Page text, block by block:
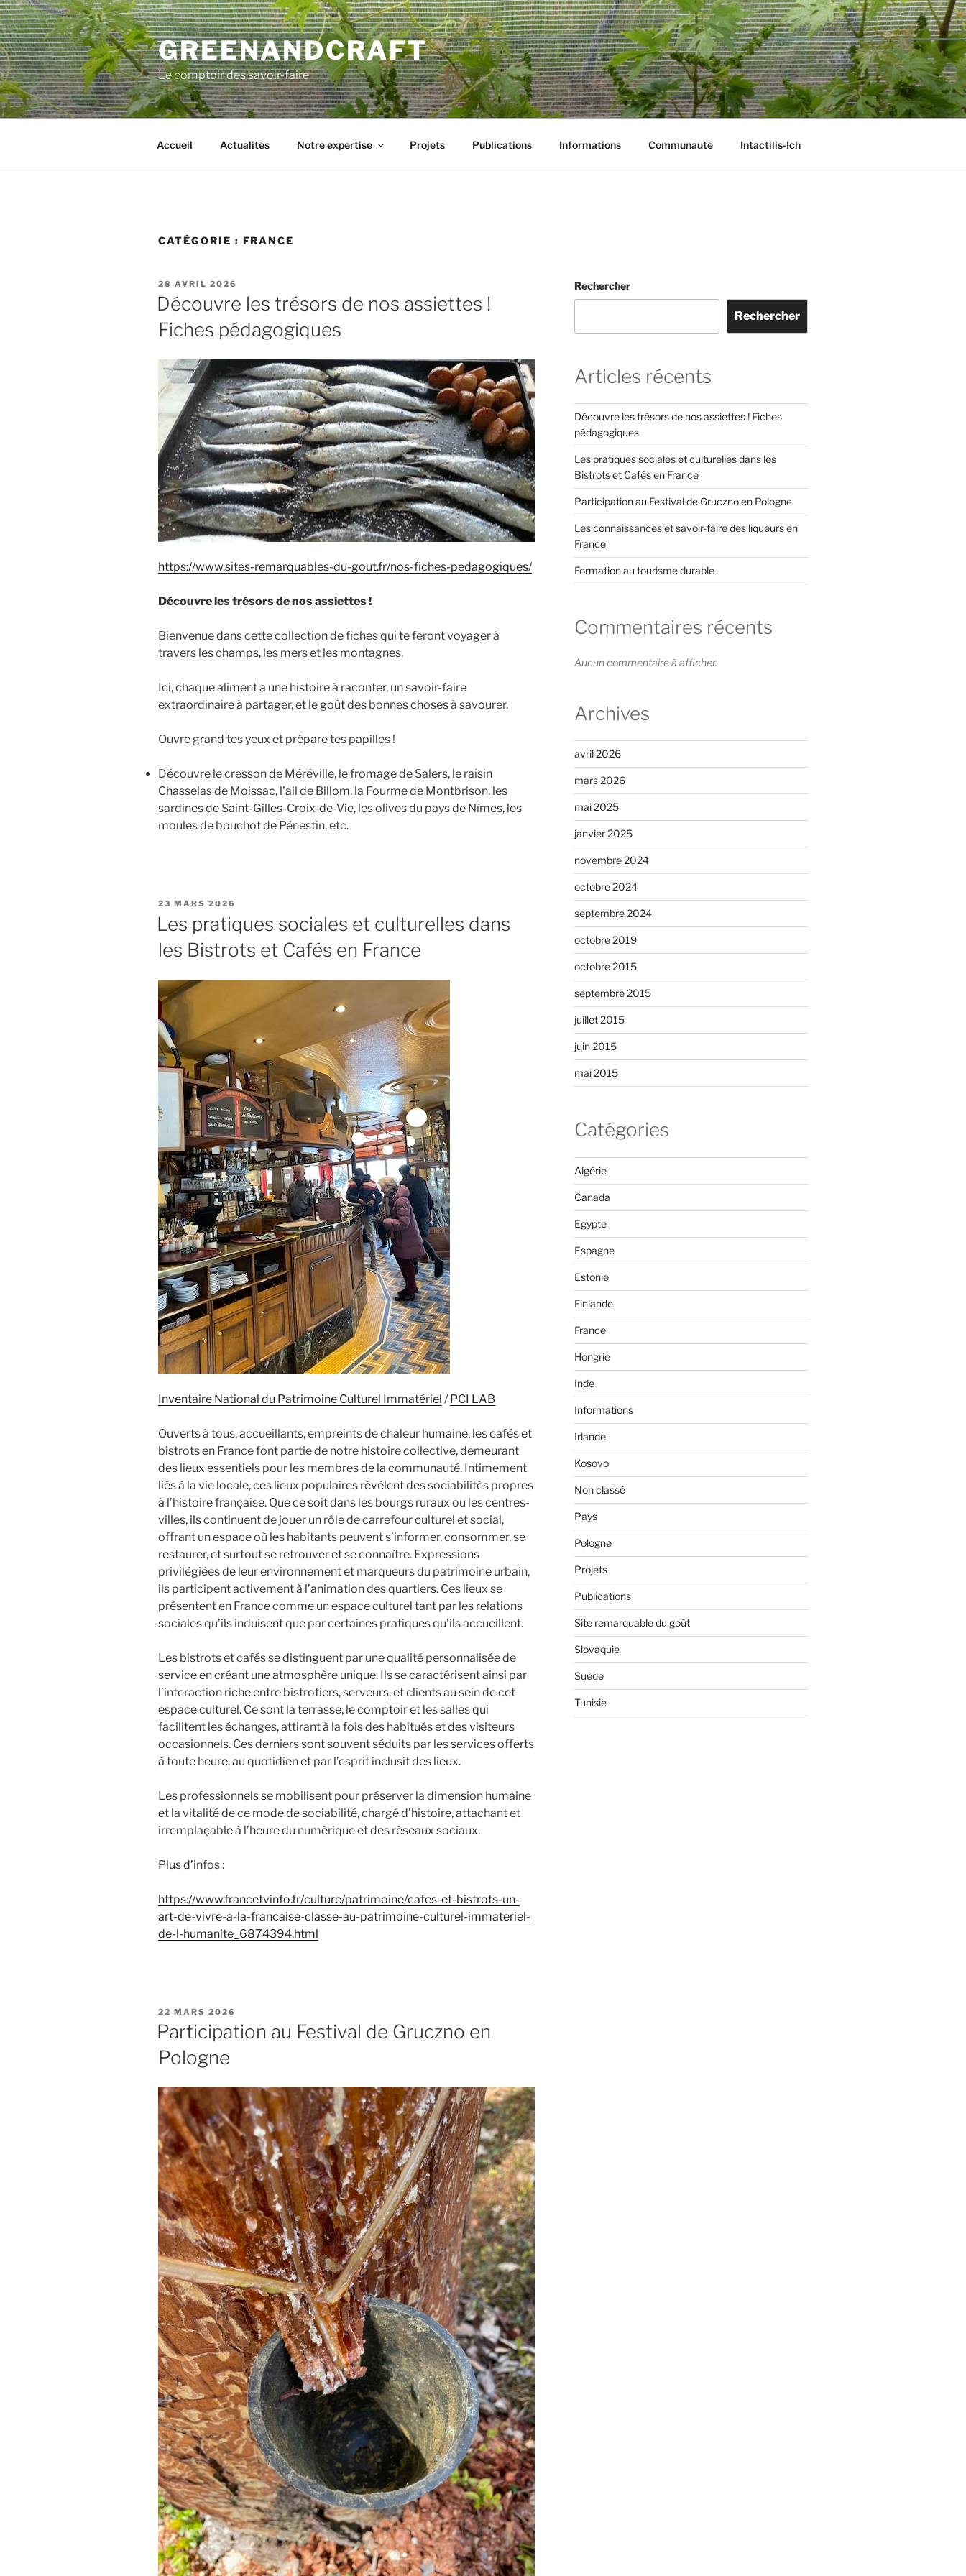
Aller
au
contenu
principal
GREENANDCRAFT
Le comptoir des savoir-faire
Accueil Actualités Notre expertise Projets Publications Informations Communauté Intactilis-Ich
CATÉGORIE : FRANCE
PUBLIÉ
LE
28 AVRIL 2026
Découvre les trésors de nos assiettes !
Fiches pédagogiques
https://www.sites-remarquables-du-gout.fr/nos-fiches-pedagogiques/
Découvre les trésors de nos assiettes !
Bienvenue dans cette collection de fiches qui te feront voyager à
travers les champs, les mers et les montagnes.
Ici, chaque aliment a une histoire à raconter, un savoir-faire
extraordinaire à partager, et le goût des bonnes choses à savourer.
Ouvre grand tes yeux et prépare tes papilles !
Découvre le cresson de Méréville, le fromage de Salers, le raisin
Chasselas de Moissac, l’ail de Billom, la Fourme de Montbrison, les
sardines de Saint-Gilles-Croix-de-Vie, les olives du pays de Nîmes, les
moules de bouchot de Pénestin, etc.
PUBLIÉ
LE
23 MARS 2026
Les pratiques sociales et culturelles dans
les Bistrots et Cafés en France
Inventaire National du Patrimoine Culturel Immatériel /PCI LAB
Ouverts à tous, accueillants, empreints de chaleur humaine, les cafés et
bistrots en France font partie de notre histoire collective, demeurant
des lieux essentiels pour les membres de la communauté. Intimement
liés à la vie locale, ces lieux populaires révèlent des sociabilités propres
à l’histoire française. Que ce soit dans les bourgs ruraux ou les centres-
villes, ils continuent de jouer un rôle de carrefour culturel et social,
offrant un espace où les habitants peuvent s’informer, consommer, se
restaurer, et surtout se retrouver et se connaître. Expressions
privilégiées de leur environnement et marqueurs du patrimoine urbain,
ils participent activement à l’animation des quartiers. Ces lieux se
présentent en France comme un espace culturel tant par les relations
sociales qu’ils induisent que par certaines pratiques qu’ils accueillent.
Les bistrots et cafés se distinguent par une qualité personnalisée de
service en créant une atmosphère unique. Ils se caractérisent ainsi par
l’interaction riche entre bistrotiers, serveurs, et clients au sein de cet
espace culturel. Ce sont la terrasse, le comptoir et les salles qui
facilitent les échanges, attirant à la fois des habitués et des visiteurs
occasionnels. Ces derniers sont souvent séduits par les services offerts
à toute heure, au quotidien et par l’esprit inclusif des lieux.
Les professionnels se mobilisent pour préserver la dimension humaine
et la vitalité de ce mode de sociabilité, chargé d’histoire, attachant et
irremplaçable à l’heure du numérique et des réseaux sociaux.
Plus d’infos :
https://www.francetvinfo.fr/culture/patrimoine/cafes-et-bistrots-un-
art-de-vivre-a-la-francaise-classe-au-patrimoine-culturel-immateriel-
de-l-humanite_6874394.html
PUBLIÉ
LE
22 MARS 2026
Participation au Festival de Gruczno en
Pologne
Rechercher
Rechercher
Articles récents
Découvre les trésors de nos assiettes ! Fiches
pédagogiques
Les pratiques sociales et culturelles dans les
Bistrots et Cafés en France
Participation au Festival de Gruczno en Pologne
Les connaissances et savoir-faire des liqueurs en
France
Formation au tourisme durable
Commentaires récents
Aucun commentaire à afficher.
Archives
avril 2026
mars 2026
mai 2025
janvier 2025
novembre 2024
octobre 2024
septembre 2024
octobre 2019
octobre 2015
septembre 2015
juillet 2015
juin 2015
mai 2015
Catégories
Algérie
Canada
Egypte
Espagne
Estonie
Finlande
France
Hongrie
Inde
Informations
Irlande
Kosovo
Non classé
Pays
Pologne
Projets
Publications
Site remarquable du goût
Slovaquie
Suède
Tunisie